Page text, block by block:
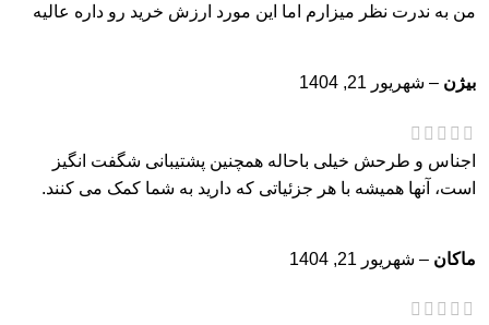
من به ندرت نظر میزارم اما این مورد ارزش خرید رو داره عالیه
بیژن – شهریور 21, 1404
اجناس و طرحش خیلی باحاله همچنین پشتیبانی شگفت انگیز
است، آنها همیشه با هر جزئیاتی که دارید به شما کمک می کنند.
ماکان – شهریور 21, 1404